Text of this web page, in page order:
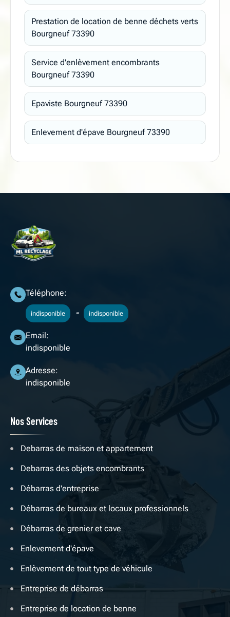
Prestation de location de benne déchets verts
Bourgneuf 73390
Service d'enlèvement encombrants
Bourgneuf 73390
Epaviste Bourgneuf 73390
Enlevement d'épave Bourgneuf 73390
Téléphone:
indisponible - indisponible
Email:
indisponible
Adresse:
indisponible
Nos Services
Debarras de maison et appartement
Debarras des objets encombrants
Débarras d'entreprise
Débarras de bureaux et locaux professionnels
Débarras de grenier et cave
Enlevement d'épave
Enlèvement de tout type de véhicule
Entreprise de débarras
Entreprise de location de benne